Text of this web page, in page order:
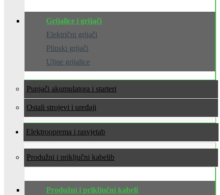
Grijalice i grijači
Električni grijači
Plinski grijači
Uljne grijalice
Punjači akumulatora i starteri
Ostali strojevi i uređaji
Elektrooprema i rasvjeta
Produžni i priključni kabeli
Produžni i priključni kabeli